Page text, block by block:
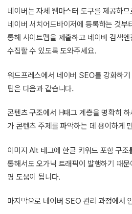
네이버는 자체 웹마스터 도구를 제공하
네이버 서치어드바이저에 등록하는 것부
통해 사이트맵을 제출하고 네이버 검색
수집할 수 있도록 도와주세요.
워드프레스에서 네이버 SEO를 강화하기
팁은 다음과 같습니다.
콘텐츠 구조에서 H태그 계층을 명확히
가 콘텐츠 주제를 파악하는 데 용이하게
이미지 Alt 태그에 한글 키워드 포함 구조
통해서도 오가닉 트래픽이 발행하기 때
명 도움이 됩니다.
마지막으로 네이버 SEO 관리 과정에서